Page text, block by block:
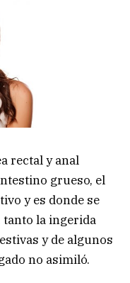
rectal y anal
grueso, el
y es donde se
tanto la ingerida
y de algunos
no asimiló.